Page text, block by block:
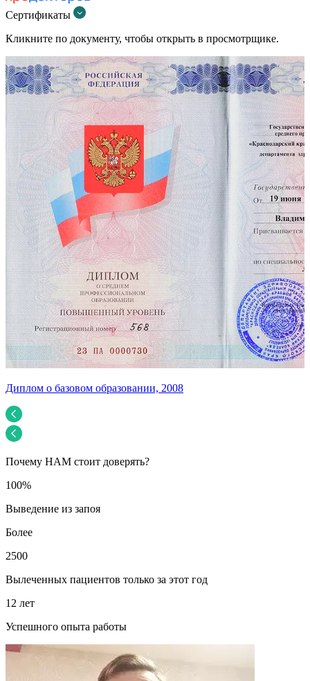
Сертификаты
Кликните по документу, чтобы открыть в просмотрщике.
Диплом о базовом образовании, 2008
Почему НАМ стоит доверять?
100%
Выведение из запоя
Более
2500
Вылеченных пациентов только за этот год
12 лет
Успешного опыта работы